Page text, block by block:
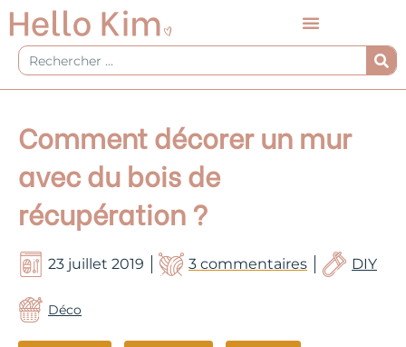
Aller
au
contenu
Rechercher
Comment décorer un mur
avec du bois de
récupération ?
23 juillet 2019 3 commentaires DIY
Déco